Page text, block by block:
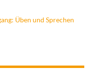
Üben und Sprechen